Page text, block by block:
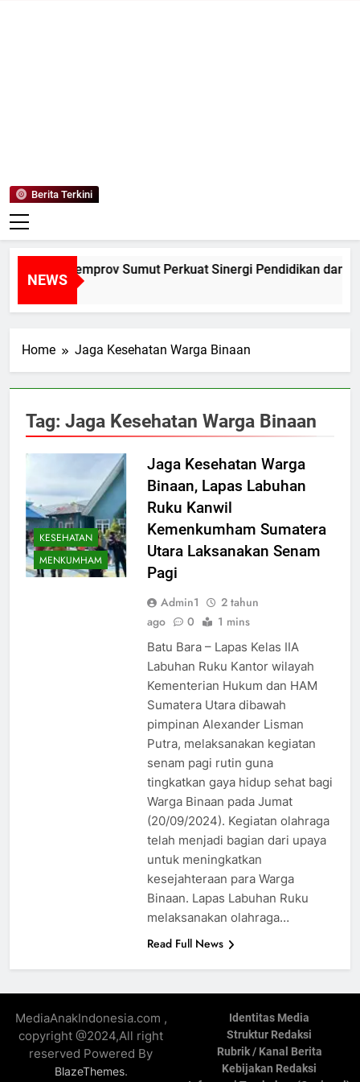
Berita Terkini
NEWS
dan Pemprov Sumut Perkuat Sinergi Pendidikan dan
Home Jaga Kesehatan Warga Binaan
Tag: Jaga Kesehatan Warga Binaan
KESEHATAN
MENKUMHAM
Jaga Kesehatan Warga
Binaan, Lapas Labuhan
Ruku Kanwil
Kemenkumham Sumatera
Utara Laksanakan Senam
Pagi
Admin1
2 tahun
ago
0 1 mins
Batu Bara – Lapas Kelas IIA
Labuhan Ruku Kantor wilayah
Kementerian Hukum dan HAM
Sumatera Utara dibawah
pimpinan Alexander Lisman
Putra, melaksanakan kegiatan
senam pagi rutin guna
tingkatkan gaya hidup sehat bagi
Warga Binaan pada Jumat
(20/09/2024). Kegiatan olahraga
telah menjadi bagian dari upaya
untuk meningkatkan
kesejahteraan para Warga
Binaan. Lapas Labuhan Ruku
melaksanakan olahraga…
Read Full News
MediaAnakIndonesia.com ,
copyright @2024,All right
reserved Powered By
BlazeThemes.
Identitas Media
Struktur Redaksi
Rubrik / Kanal Berita
Kebijakan Redaksi